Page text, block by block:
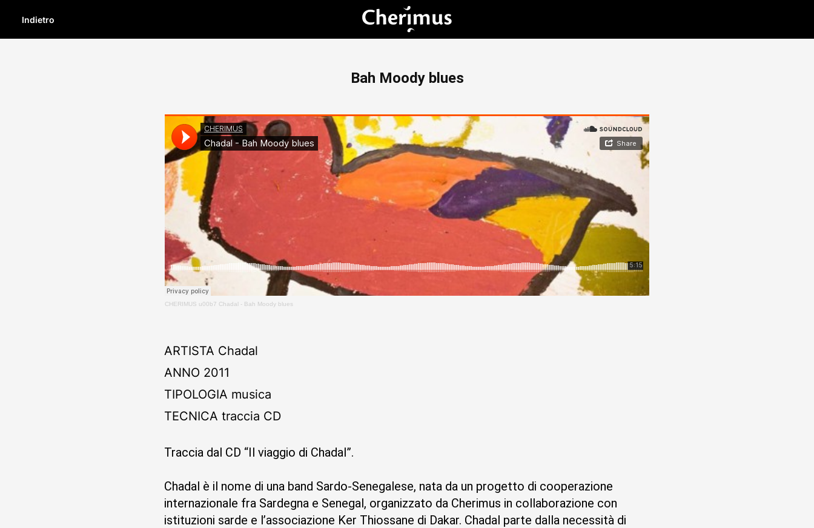
Indietro
Bah Moody blues
CHERIMUS u00b7 Chadal - Bah Moody blues
ARTISTA Chadal
ANNO 2011
TIPOLOGIA musica
TECNICA traccia CD
Traccia dal CD “Il viaggio di Chadal”.
Chadal è il nome di una band Sardo-Senegalese, nata da un progetto di cooperazione
internazionale fra Sardegna e Senegal, organizzato da Cherimus in collaborazione con
istituzioni sarde e l’associazione Ker Thiossane di Dakar. Chadal parte dalla necessità di